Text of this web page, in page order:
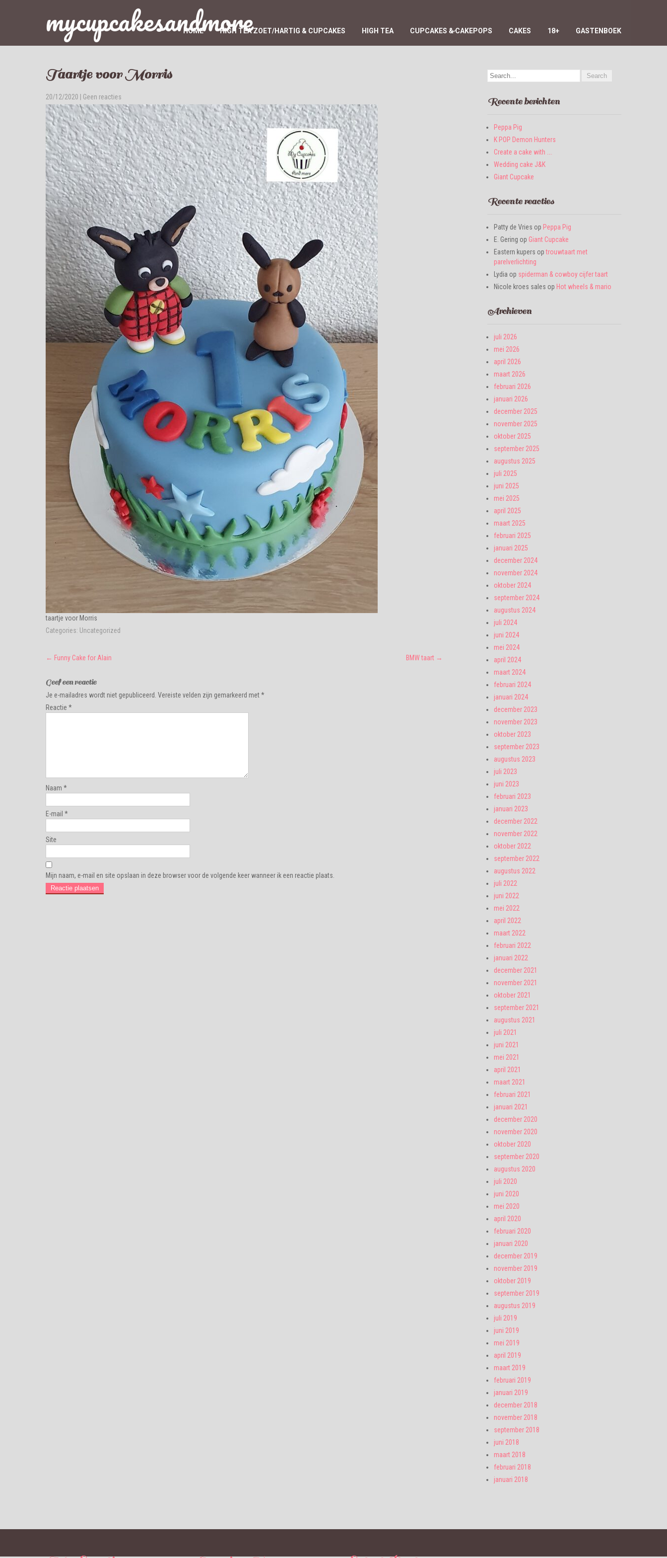
mycupcakesandmore
HOME HIGH TEA ZOET/HARTIG & CUPCAKES HIGH TEA CUPCAKES & CAKEPOPS CAKES 18+ GASTENBOEK
Taartje voor Morris
20/12/2020 Geen reacties
taartje voor Morris
Categories: Uncategorized
Post
navigation
← Funny Cake for Alain BMW taart →
Geef een reactie
Je e-mailadres wordt niet gepubliceerd. Vereiste velden zijn gemarkeerd met*
Reactie *
Naam *
E-mail *
Site
Mijn naam, e-mail en site opslaan in deze browser voor de volgende keer wanneer ik een reactie plaats.
Recente berichten
Peppa Pig
K POP Demon Hunters
Create a cake with ….
Wedding cake J&K
Giant Cupcake
Recente reacties
Patty de Vries op Peppa Pig
E. Gering op Giant Cupcake
Eastern kupers optrouwtaart met
parelverlichting
Lydia op spiderman & cowboy cijfer taart
Nicole kroes sales op Hot wheels & mario
Archieven
juli 2026
mei 2026
april 2026
maart 2026
februari 2026
januari 2026
december 2025
november 2025
oktober 2025
september 2025
augustus 2025
juli 2025
juni 2025
mei 2025
april 2025
maart 2025
februari 2025
januari 2025
december 2024
november 2024
oktober 2024
september 2024
augustus 2024
juli 2024
juni 2024
mei 2024
april 2024
maart 2024
februari 2024
januari 2024
december 2023
november 2023
oktober 2023
september 2023
augustus 2023
juli 2023
juni 2023
februari 2023
januari 2023
december 2022
november 2022
oktober 2022
september 2022
augustus 2022
juli 2022
juni 2022
mei 2022
april 2022
maart 2022
februari 2022
januari 2022
december 2021
november 2021
oktober 2021
september 2021
augustus 2021
juli 2021
juni 2021
mei 2021
april 2021
maart 2021
februari 2021
januari 2021
december 2020
november 2020
oktober 2020
september 2020
augustus 2020
juli 2020
juni 2020
mei 2020
april 2020
februari 2020
januari 2020
december 2019
november 2019
oktober 2019
september 2019
augustus 2019
juli 2019
juni 2019
mei 2019
april 2019
maart 2019
februari 2019
januari 2019
december 2018
november 2018
september 2018
juni 2018
maart 2018
februari 2018
januari 2018